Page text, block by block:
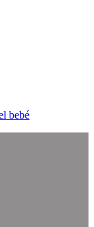
bebé